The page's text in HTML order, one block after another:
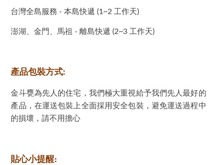
台灣全島服務 - 本島快遞 (1~2 工作天)
澎湖、金門、馬祖 - 離島快遞 (2~3 工作天)
產品包裝方式:
金斗甕為先人的住宅，我們極大重視給予我們先人最好的
產品，在運送包裝上全面採用安全包裝，避免運送過程中
的損壞，請不用擔心
貼心小提醒: